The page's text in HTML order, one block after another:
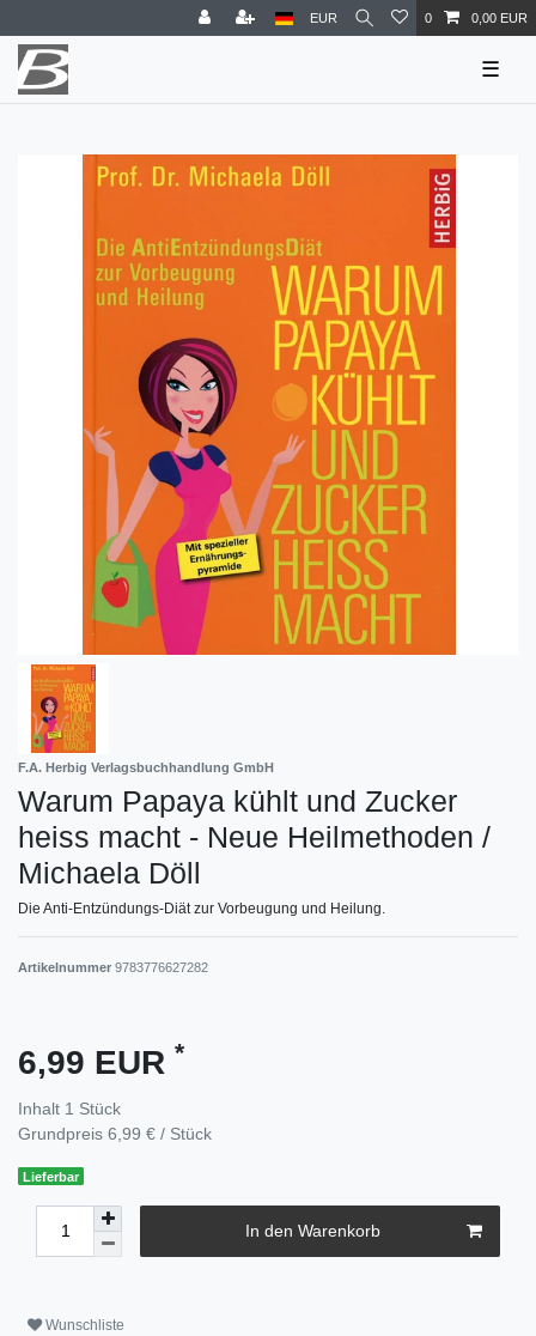
EUR 0 0,00 EUR
☰
F.A. Herbig Verlagsbuchhandlung GmbH
Warum Papaya kühlt und Zucker
heiss macht - Neue Heilmethoden /
Michaela Döll
Die Anti-Entzündungs-Diät zur Vorbeugung und Heilung.
Artikelnummer 9783776627282
6,99 EUR *
Inhalt 1 Stück
Grundpreis 6,99 € / Stück
Lieferbar
In den Warenkorb
Wunschliste